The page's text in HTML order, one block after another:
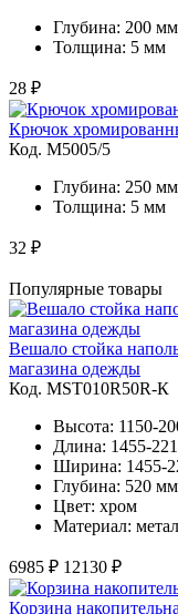
Глубина: 200 мм
Толщина: 5 мм
28 ₽
Крючок
Код. M5005/5
Глубина: 250 мм
Толщина: 5 мм
32 ₽
Популярные товары
Вешало стойка
магазина одежды
Код. MST010R50R-К
Высота: 1150-
Длина: 1455-
Ширина: 1455-
Глубина: 520 мм
Цвет: хром
Материал:
6985 ₽ 12130 ₽
Корзина